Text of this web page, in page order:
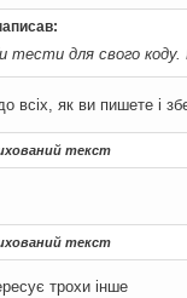
тести для свого
всіх, як ви пишете і
текст
текст
трохи інше